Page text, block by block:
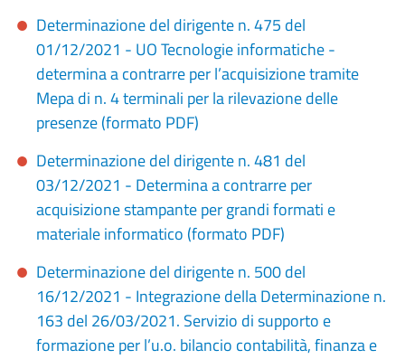
Determinazione del dirigente n. 475 del
01/12/2021 - UO Tecnologie informatiche -
determina a contrarre per l’acquisizione tramite
Mepa di n. 4 terminali per la rilevazione delle
presenze (formato PDF)
Determinazione del dirigente n. 481 del
03/12/2021 - Determina a contrarre per
acquisizione stampante per grandi formati e
materiale informatico (formato PDF)
Determinazione del dirigente n. 500 del
16/12/2021 - Integrazione della Determinazione n.
163 del 26/03/2021. Servizio di supporto e
formazione per l’u.o. bilancio contabilità, finanza e